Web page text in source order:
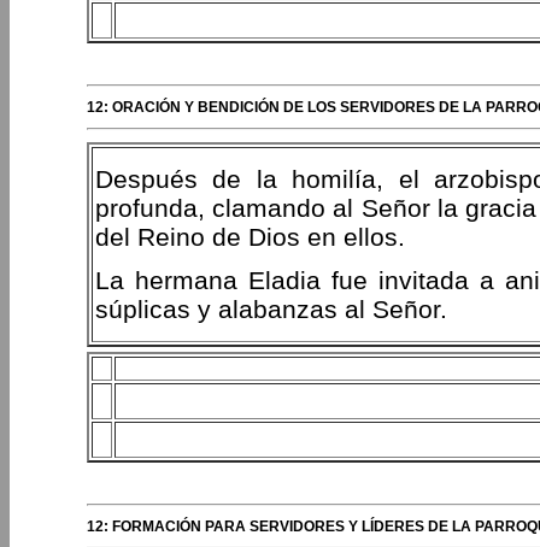
12: ORACIÓN Y BENDICIÓN DE LOS SERVIDORES DE LA
Después de la homilía, el
profunda, clamando al Señor la
del Reino de Dios en ellos.
La hermana Eladia fue invitada a
súplicas y alabanzas al Señor.
12: FORMACIÓN PARA SERVIDORES Y LÍDERES DE LA